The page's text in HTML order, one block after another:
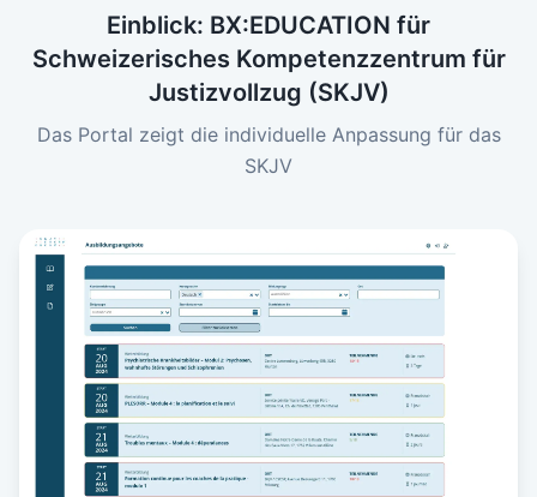
Einblick: BX:EDUCATION für
Schweizerisches Kompetenzzentrum für
Justizvollzug (SKJV)
Das Portal zeigt die individuelle Anpassung für das
SKJV